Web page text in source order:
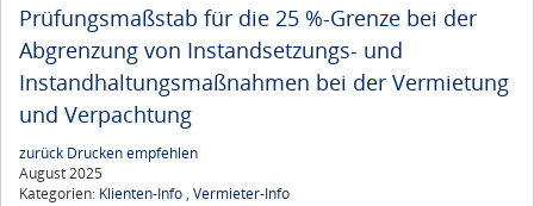
Prüfungsmaßstab für die 25 %-Grenze bei der
Abgrenzung von Instandsetzungs- und
Instandhaltungs­maßnahmen bei der Vermietung
und Verpachtung
zurück Druckenempfehlen
August 2025
Kategorien: Klienten-Info , Vermieter-Info